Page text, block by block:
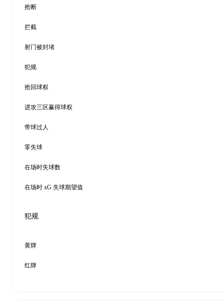
抢断
拦截
射门被封堵
犯规
抢回球权
进攻三区赢得球权
带球过人
零失球
在场时失球数
在场时 xG 失球期望值
犯规
黄牌
红牌